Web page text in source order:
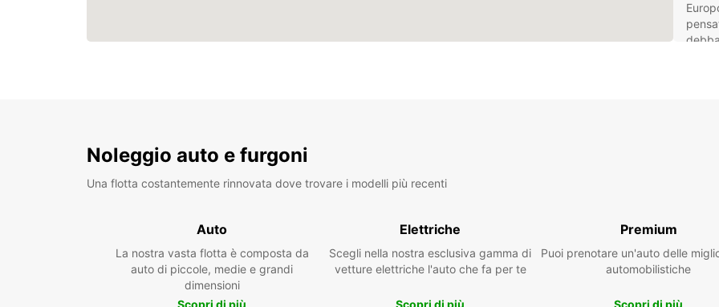
Noleggio auto e furgoni
Una flotta costantemente rinnovata dove trovare i modelli più recenti
Auto
La nostra vasta flotta è composta da
auto di piccole, medie e grandi
dimensioni
Scopri di più
Elettriche
Scegli nella nostra esclusiva gamma di
vetture elettriche l'auto che fa per te
Scopri di più
Premium
Puoi prenotare un'auto delle
automobilistiche
Scopri di più